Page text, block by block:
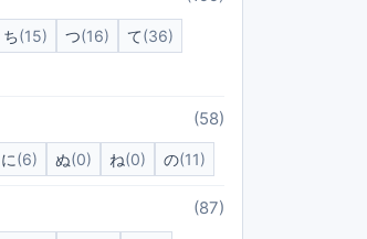
ち(15) つ(16) て(36)
(58)
に(6) ぬ(0) ね(0) の(11)
(87)